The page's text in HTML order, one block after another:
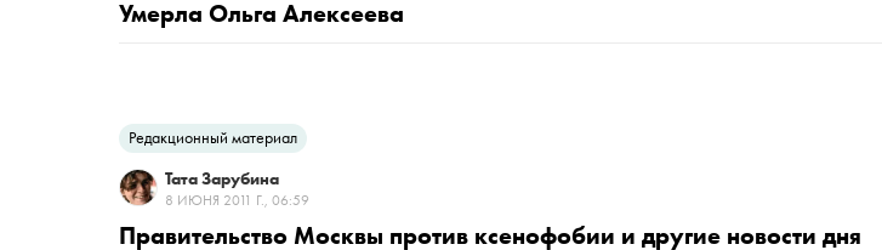
Умерла Ольга Алексеева
Редакционный материал
Тата Зарубина
8 ИЮНЯ 2011 Г., 06:59
Правительство Москвы против ксенофобии и другие новости дня